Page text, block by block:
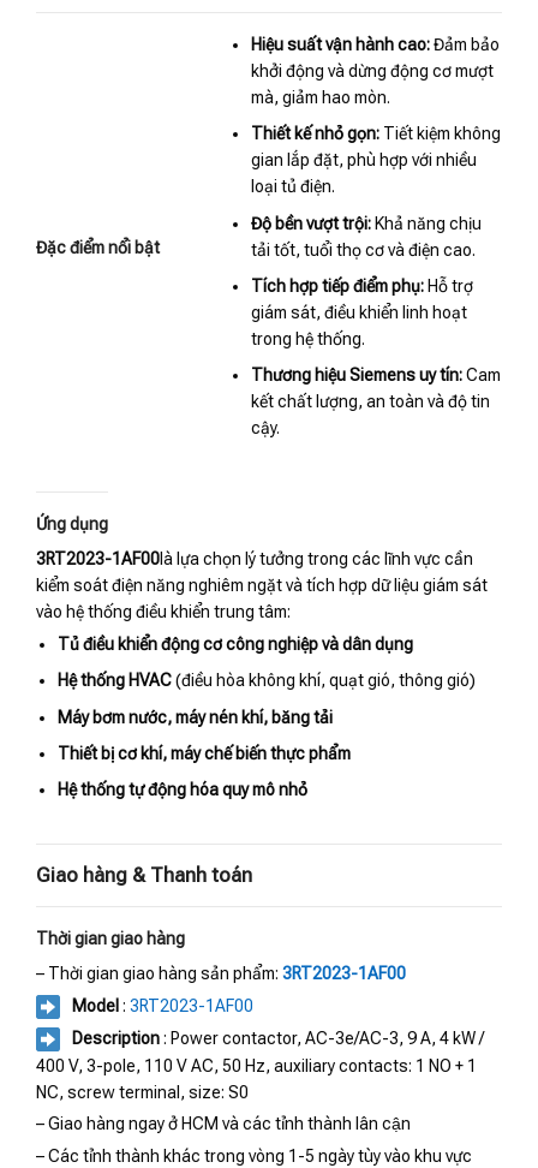
Đặc điểm nổi bật
Hiệu suất vận hành cao:Đảm bảo
khởi động và dừng động cơ mượt
mà, giảm hao mòn.
Thiết kế nhỏ gọn:Tiết kiệm không
gian lắp đặt, phù hợp với nhiều
loại tủ điện.
Độ bền vượt trội:Khả năng chịu
tải tốt, tuổi thọ cơ và điện cao.
Tích hợp tiếp điểm phụ:Hỗ trợ
giám sát, điều khiển linh hoạt
trong hệ thống.
Thương hiệu Siemens uy tín:Cam
kết chất lượng, an toàn và độ tin
cậy.
Ứng dụng
3RT2023-1AF00là lựa chọn lý tưởng trong các lĩnh vực cần
kiểm soát điện năng nghiêm ngặt và tích hợp dữ liệu giám sát
vào hệ thống điều khiển trung tâm:
Tủ điều khiển động cơ công nghiệp và dân dụng
Hệ thống HVAC(điều hòa không khí, quạt gió, thông gió)
Máy bơm nước, máy nén khí, băng tải
Thiết bị cơ khí, máy chế biến thực phẩm
Hệ thống tự động hóa quy mô nhỏ
Giao hàng & Thanh toán
Thời gian giao hàng
– Thời gian giao hàng sản phẩm: 3RT2023-1AF00
Model : 3RT2023-1AF00
Description: Power contactor, AC-3e/AC-3, 9 A, 4 kW /
400 V, 3-pole, 110 V AC, 50 Hz, auxiliary contacts: 1 NO + 1
NC, screw terminal, size: S0
– Giao hàng ngay ở HCM và các tỉnh thành lân cận
– Các tỉnh thành khác trong vòng 1-5 ngày tùy vào khu vực